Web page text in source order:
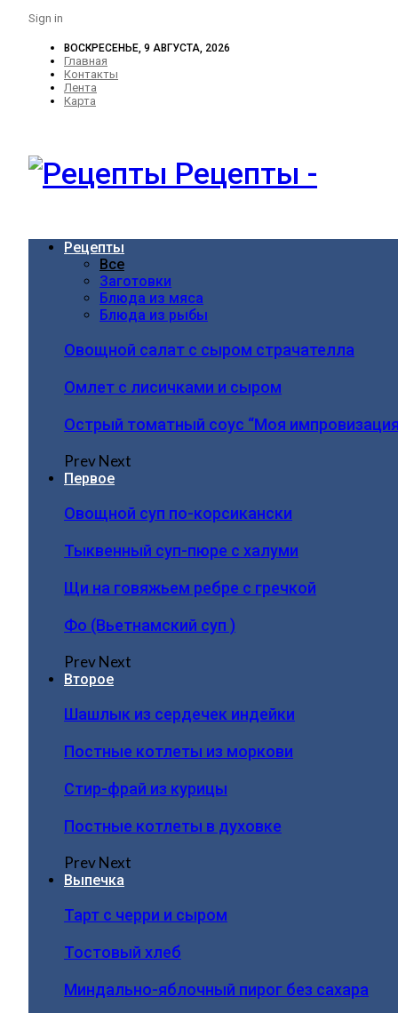
Sign in
ВОСКРЕСЕНЬЕ, 9 АВГУСТА, 2026
Главная
Контакты
Лента
Карта
Рецепты -
Рецепты
Все
Заготовки
Блюда из мяса
Блюда из рыбы
Овощной салат с сыром страчателла
Омлет с лисичками и сыром
Острый томатный соус “Моя
PrevNext
Первое
Овощной суп по-корсикански
Тыквенный суп-пюре с халуми
Щи на говяжьем ребре с гречкой
Фо (Вьетнамский суп )
PrevNext
Второе
Шашлык из сердечек индейки
Постные котлеты из моркови
Стир-фрай из курицы
Постные котлеты в духовке
PrevNext
Выпечка
Тарт с черри и сыром
Тостовый хлеб
Миндально-яблочный пирог без сахара